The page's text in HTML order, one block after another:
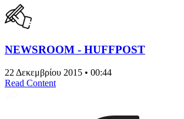
NEWSROOM - HUFFPOST
22 Δεκεμβρίου 2015 • 00:44
Read Content